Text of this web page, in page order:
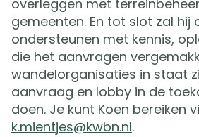
overleggen met
gemeenten. En tot slot zal hij
ondersteunen met kennis,
die het aanvragen
wandelorganisaties in staat
aanvraag en lobby in de
doen. Je kunt Koen bereiken
k.mientjes@kwbn.nl.